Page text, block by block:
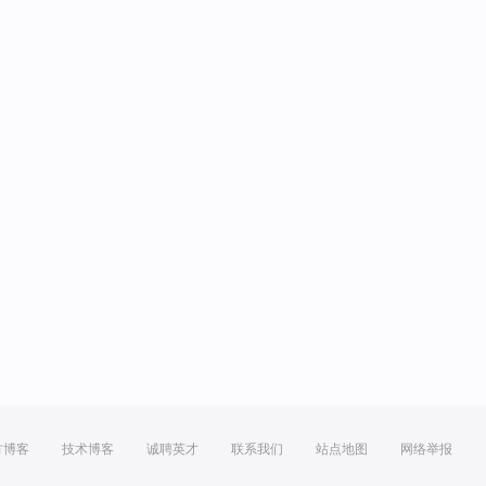
博客 技术博客 诚聘英才 联系我们 站点地图 网络举报